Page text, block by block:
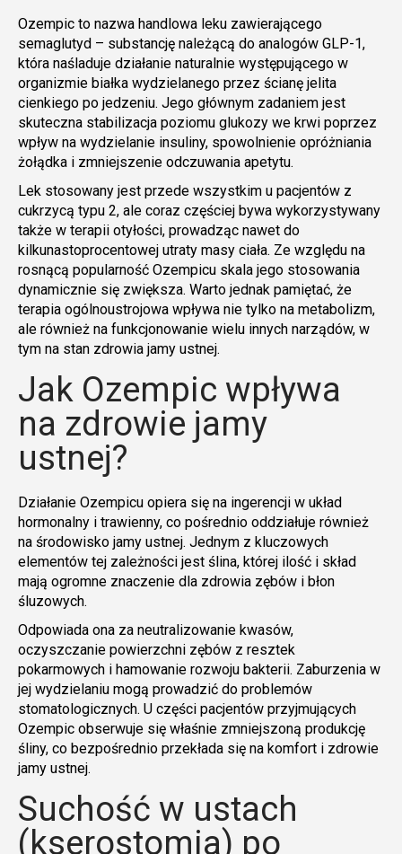
Ozempic to nazwa handlowa leku zawierającego
semaglutyd – substancję należącą do analogów GLP-1,
która naśladuje działanie naturalnie występującego w
organizmie białka wydzielanego przez ścianę jelita
cienkiego po jedzeniu. Jego głównym zadaniem jest
skuteczna stabilizacja poziomu glukozy we krwi poprzez
wpływ na wydzielanie insuliny, spowolnienie opróżniania
żołądka i zmniejszenie odczuwania apetytu.
Lek stosowany jest przede wszystkim u pacjentów z
cukrzycą typu 2, ale coraz częściej bywa wykorzystywany
także w terapii otyłości, prowadząc nawet do
kilkunastoprocentowej utraty masy ciała. Ze względu na
rosnącą popularność Ozempicu skala jego stosowania
dynamicznie się zwiększa. Warto jednak pamiętać, że
terapia ogólnoustrojowa wpływa nie tylko na metabolizm,
ale również na funkcjonowanie wielu innych narządów, w
tym na stan zdrowia jamy ustnej.
Jak Ozempic wpływa
na zdrowie jamy
ustnej?
Działanie Ozempicu opiera się na ingerencji w układ
hormonalny i trawienny, co pośrednio oddziałuje również
na środowisko jamy ustnej. Jednym z kluczowych
elementów tej zależności jest ślina, której ilość i skład
mają ogromne znaczenie dla zdrowia zębów i błon
śluzowych.
Odpowiada ona za neutralizowanie kwasów,
oczyszczanie powierzchni zębów z resztek
pokarmowych i hamowanie rozwoju bakterii. Zaburzenia w
jej wydzielaniu mogą prowadzić do problemów
stomatologicznych. U części pacjentów przyjmujących
Ozempic obserwuje się właśnie zmniejszoną produkcję
śliny, co bezpośrednio przekłada się na komfort i zdrowie
jamy ustnej.
Suchość w ustach
(kserostomia) po